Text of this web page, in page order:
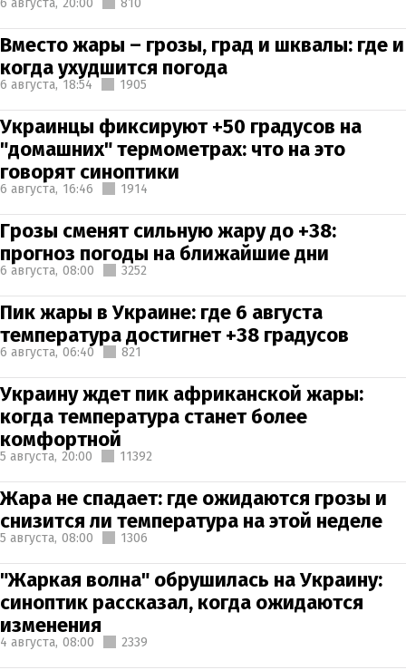
Вместо жары – грозы, град и шквалы: где и
когда ухудшится погода
6 августа, 18:54 1905
Украинцы фиксируют +50 градусов на
"домашних" термометрах: что на это
говорят синоптики
6 августа, 16:46 1914
Грозы сменят сильную жару до +38:
прогноз погоды на ближайшие дни
6 августа, 08:00 3252
Пик жары в Украине: где 6 августа
температура достигнет +38 градусов
6 августа, 06:40 821
Украину ждет пик африканской жары:
когда температура станет более
комфортной
5 августа, 20:00 11392
Жара не спадает: где ожидаются грозы и
снизится ли температура на этой неделе
5 августа, 08:00 1306
"Жаркая волна" обрушилась на Украину:
синоптик рассказал, когда ожидаются
изменения
4 августа, 08:00 2339